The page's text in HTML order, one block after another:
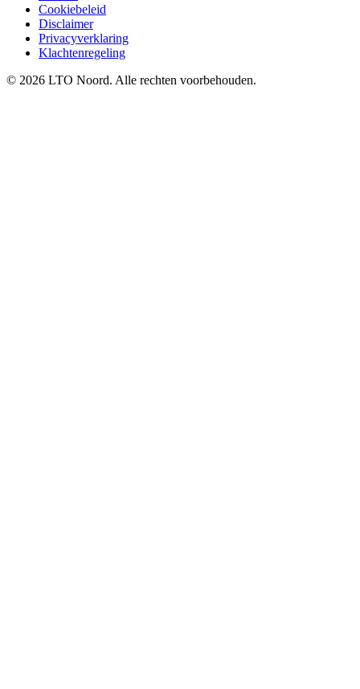
Cookiebeleid
Disclaimer
Privacyverklaring
Klachtenregeling
© 2026 LTO Noord. Alle rechten voorbehouden.